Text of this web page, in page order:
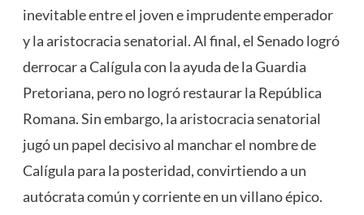
inevitable entre el joven e imprudente emperador
y la aristocracia senatorial. Al final, el Senado logró
derrocar a Calígula con la ayuda de la Guardia
Pretoriana, pero no logró restaurar la República
Romana. Sin embargo, la aristocracia senatorial
jugó un papel decisivo al manchar el nombre de
Calígula para la posteridad, convirtiendo a un
autócrata común y corriente en un villano épico.